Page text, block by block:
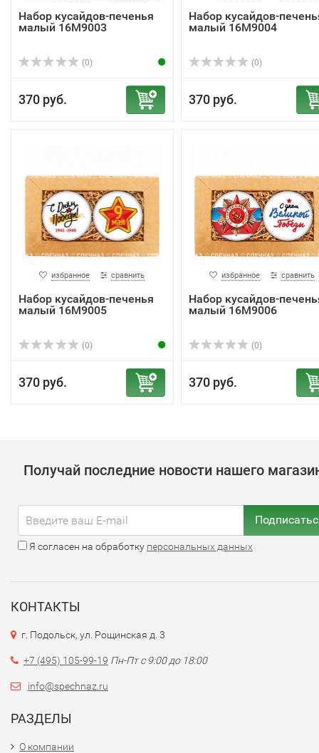
Набор кусайдов-печенья
малый 16М9003
(0)
370 руб.
Набор кусайдов-
малый 16М9004
(0)
370 руб.
избранное сравнить
Набор кусайдов-печенья
малый 16М9005
(0)
370 руб.
избранное сравнить
Набор кусайдов-
малый 16М9006
(0)
370 руб.
Получай последние новости нашего
Я согласен на обработку персональных данных
КОНТАКТЫ
г. Подольск, ул. Рощинская д. 3
+7 (495) 105-99-19 Пн-Пт с 9:00 до 18:00
info@spechnaz.ru
РАЗДЕЛЫ
О компании